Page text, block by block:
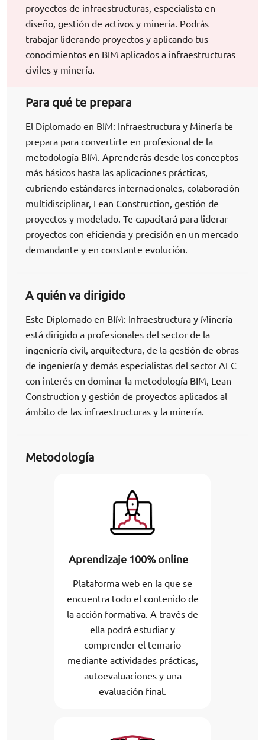
proyectos de infraestructuras, especialista en
diseño, gestión de activos y minería. Podrás
trabajar liderando proyectos y aplicando tus
conocimientos en BIM aplicados a infraestructuras
civiles y minería.
Para qué te prepara
El Diplomado en BIM: Infraestructura y Minería te
prepara para convertirte en profesional de la
metodología BIM. Aprenderás desde los conceptos
más básicos hasta las aplicaciones prácticas,
cubriendo estándares internacionales, colaboración
multidisciplinar, Lean Construction, gestión de
proyectos y modelado. Te capacitará para liderar
proyectos con eficiencia y precisión en un mercado
demandante y en constante evolución.
A quién va dirigido
Este Diplomado en BIM: Infraestructura y Minería
está dirigido a profesionales del sector de la
ingeniería civil, arquitectura, de la gestión de obras
de ingeniería y demás especialistas del sector AEC
con interés en dominar la metodología BIM, Lean
Construction y gestión de proyectos aplicados al
ámbito de las infraestructuras y la minería.
Metodología
Aprendizaje 100% online
Plataforma web en la que se
encuentra todo el contenido de
la acción formativa. A través de
ella podrá estudiar y
comprender el temario
mediante actividades prácticas,
autoevaluaciones y una
evaluación final.